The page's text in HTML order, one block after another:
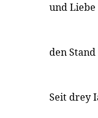
und Liebe
den
Seit drey